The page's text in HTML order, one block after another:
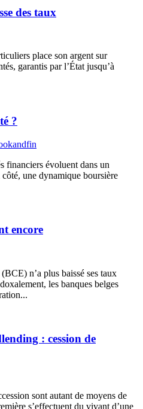
des taux
place son argent sur
garantis par l’État jusqu’à
?
financiers évoluent dans un
une dynamique boursière
encore
n’a plus baissé ses taux
les banques belges
: cession de
sont autant de moyens de
s’effectuent du vivant d’une